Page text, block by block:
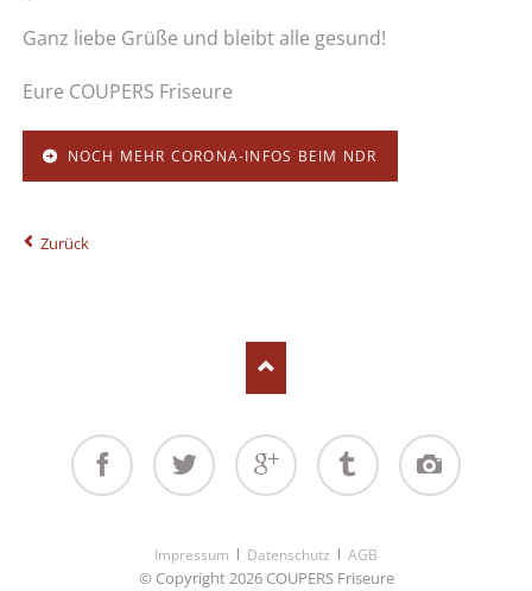
Ganz liebe Grüße und bleibt alle gesund!
Eure COUPERS Friseure
NOCH MEHR CORONA-INFOS BEIM NDR
Zurück
Navigation
überspringen
Impressum Datenschutz AGB
© Copyright 2026 COUPERS Friseure